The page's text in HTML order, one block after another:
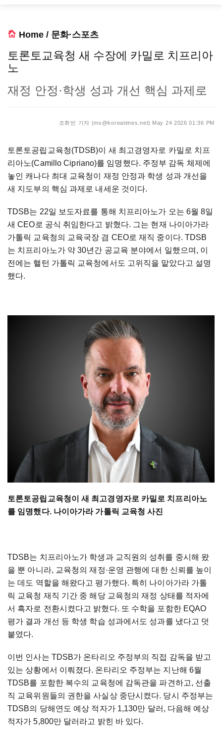
Home / 문화·스포츠
토론토교육청 새 수장에 카밀로 치프리아
노
재정 안정·학생 성과 개선 핵심 과제로
조휘빈 기자 (ms@koreatimes.net) May 24 2026 01:36 PM
토론토공립교육청(TDSB)이 새 최고경영자로 카밀로 치프
리아노(Camillo Cipriano)를 임명했다. 주정부 감독 체제에
놓인 캐나다 최대 교육청이 재정 안정과 학생 성과 개선을
새 지도부의 핵심 과제로 내세운 것이다.
TDSB는 22일 보도자료를 통해 치프리아노가 오는 6월 8일
새 CEO로 공식 취임한다고 밝혔다. 그는 현재 나이아가라
가톨릭 교육청의 교육국장 겸 CEO로 재직 중이다. TDSB
는 치프리아노가 약 30년간 공교육 분야에서 일했으며, 이
전에는 핼턴 가톨릭 교육청에서도 고위직을 맡았다고 설명
했다.
토론토공립교육청이 새 최고경영자로 카밀로 치프리아노
를 임명했다. 나이아가라 가톨릭 교육청 사진
TDSB는 치프리아노가 학생과 교직원의 성취를 중시해 왔
을 뿐 아니라, 교육청의 재정·운영 관행에 대한 신뢰를 높이
는 데도 역할을 해왔다고 평가했다. 특히 나이아가라 가톨
릭 교육청 재직 기간 중 해당 교육청의 재정 상태를 적자에
서 흑자로 전환시켰다고 밝혔다. 또 수학을 포함한 EQAO
평가 결과 개선 등 학생 학습 성과에서도 성과를 냈다고 덧
붙였다.
이번 인사는 TDSB가 온타리오 주정부의 직접 감독을 받고
있는 상황에서 이뤄졌다. 온타리오 주정부는 지난해 6월
TDSB를 포함한 복수의 교육청에 감독관을 파견하고, 선출
직 교육위원들의 권한을 사실상 중단시켰다. 당시 주정부는
TDSB의 당해연도 예상 적자가 1,130만 달러, 다음해 예상
적자가 5,800만 달러라고 밝힌 바 있다.